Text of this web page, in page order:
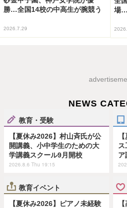
勝…全国14校の中高生が腕競う
2026.7.29
場…
NEWS
教育・受験
【夏休み2026】村山斉氏が公
開講義、小中学生のための大
学講義スクール9月開校
2026.8.6 Thu 19:15
ア
教育イベント
【夏休み2026】ピアノ未経験